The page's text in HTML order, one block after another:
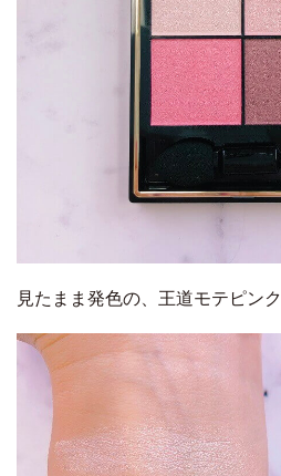
見たまま発色の、王道モテピンク